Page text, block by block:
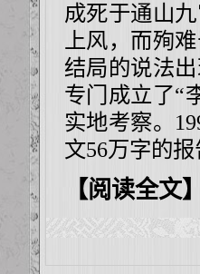
成死于通山
上风，而殉
结局的说法
专门成立了“
实地考察。
文56万字的
【阅读全文】